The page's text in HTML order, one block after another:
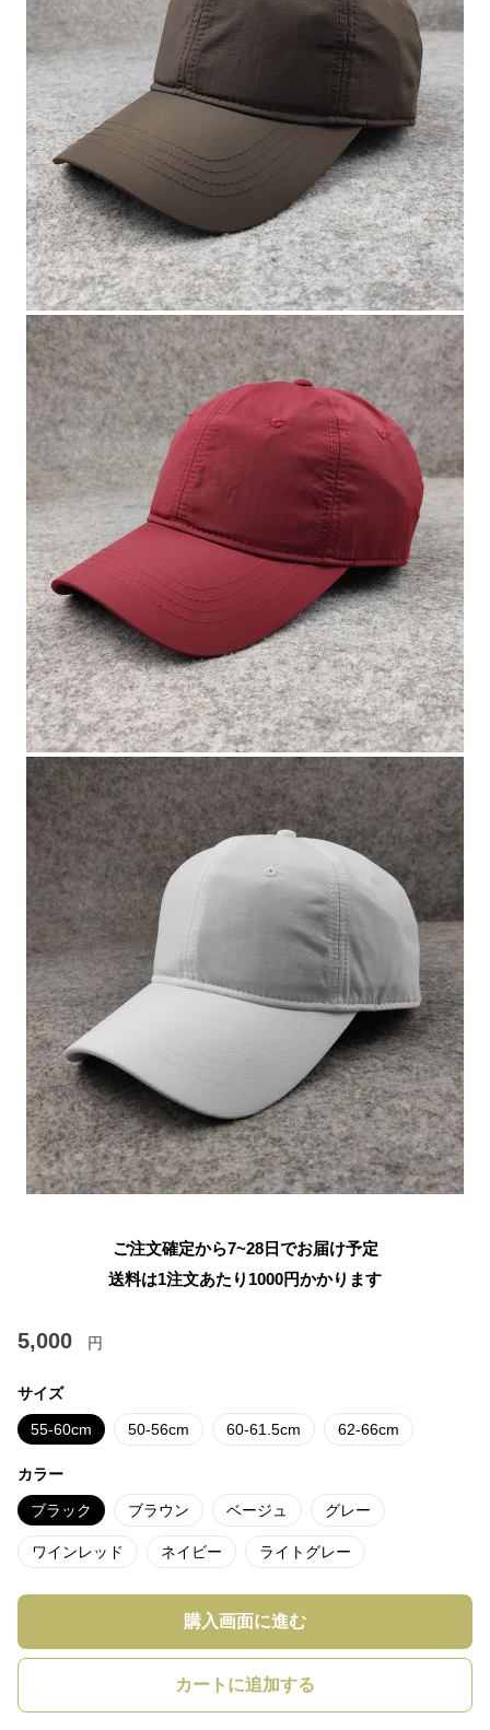
ご注文確定から7~28日でお届け予定
送料は1注文あたり 1000円かかります
5,000 円
サイズ
55-60cm 50-56cm 60-61.5cm 62-66cm
カラー
ブラック ブラウン ベージュ グレー
ワインレッド ネイビー ライトグレー
購入画面に進む
カートに追加する